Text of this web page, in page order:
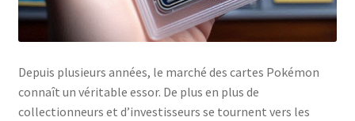
Depuis plusieurs années, le marché des cartes Pokémon
connaît un véritable essor. De plus en plus de
collectionneurs et d’investisseurs se tournent vers les